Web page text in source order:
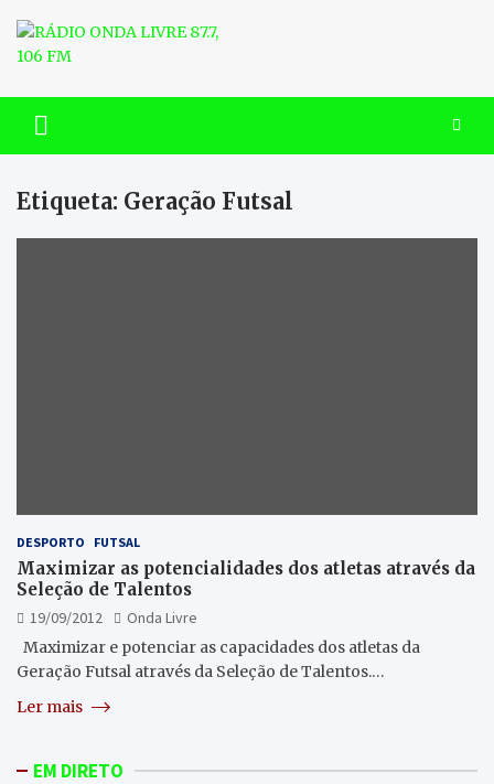
content
RÁDIO ONDA LIVRE 87.7, 106
FM
Etiqueta: Geração Futsal
DESPORTO FUTSAL
Maximizar as potencialidades dos atletas através da
Seleção de Talentos
19/09/2012
Onda Livre
Maximizar e potenciar as capacidades dos atletas da
Geração Futsal através da Seleção de Talentos.…
Ler mais
EM DIRETO